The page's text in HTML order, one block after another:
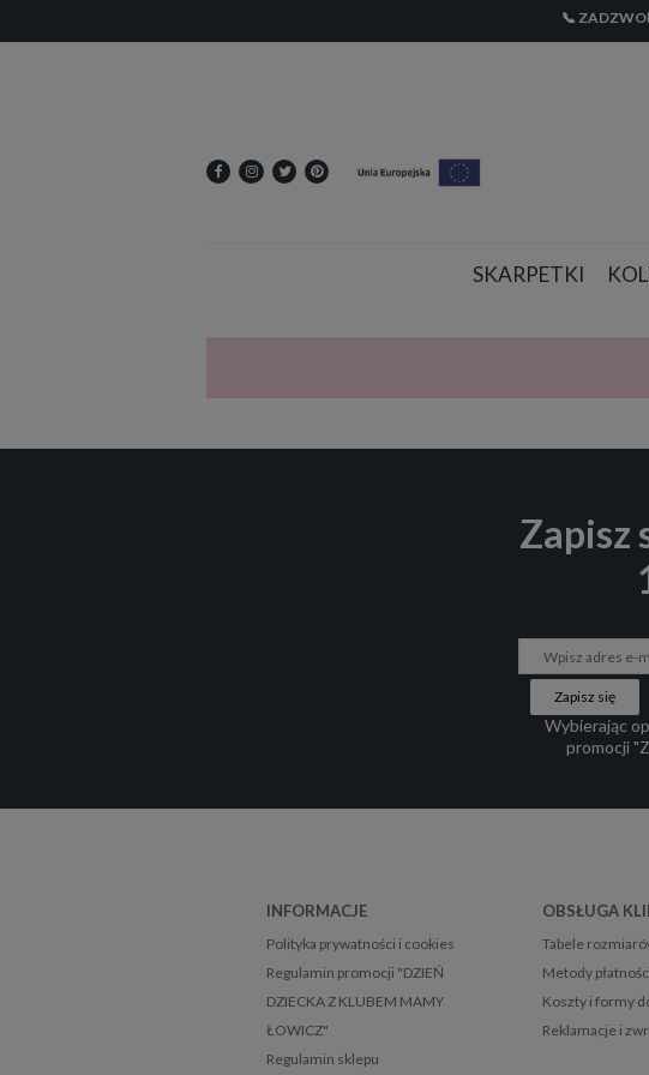
📞
SKARPETKI
Zapisz
Zapisz się
Wybierając
promocji
INFORMACJE
Polityka prywatności i cookies
Regulamin promocji "DZIEŃ
DZIECKA Z KLUBEM MAMY
ŁOWICZ"
Regulamin sklepu
OBSŁUGA
Tabele
Metody
Koszty i formy
Reklamacje i